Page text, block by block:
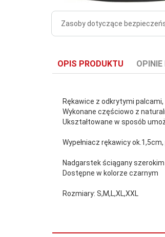
Zasoby dotyczące
OPIS PRODUKTU
Rękawice z odkrytymi
Wykonane częściowo z
Ukształtowane w sposób
Wypełniacz rękawicy
Nadgarstek ściągany
Dostępne w kolorze czarnym
Rozmiary: S,M,L,XL,XXL